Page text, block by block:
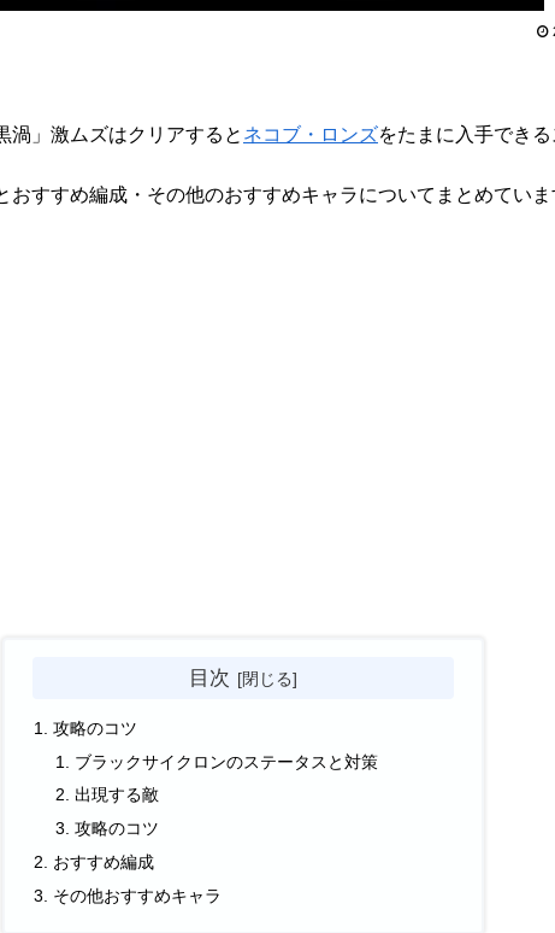
渦」激ムズはクリアすると ネコブ・ロンズをたまに入手できる
おすすめ編成・その他のおすすめキャラについてまとめてい
目次
攻略のコツ
ブラックサイクロンのステータスと対策
出現する敵
攻略のコツ
おすすめ編成
その他おすすめキャラ